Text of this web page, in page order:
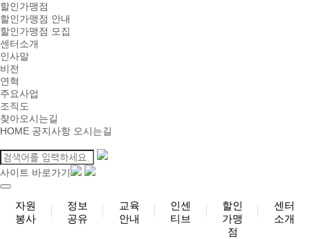
할인가맹점
할인가맹점 안내
할인가맹점 모집
센터소개
인사말
비전
연혁
주요사업
조직도
찾아오시는길
HOME 공지사항 오시는길
사이트 바로가기
자원
봉사
정보
공유
교육
안내
인센
티브
할인
가맹
점
센터
소개